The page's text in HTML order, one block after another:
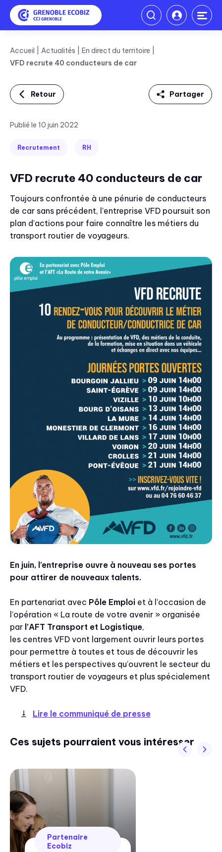
Accueil Actualités
En direct du territoire
VFD recrute 40 conducteurs de car
Retour Partager
Publié le 10 juin 2022
Recrutement RH
VFD recrute 40 conducteurs de car
Toujours confrontée à une pénurie de conducteurs
de car sans précédent, l’entreprise VFD poursuit son
plan d’actions pour faire connaître les métiers du
transport routier de voyageurs.
En juin, l’entreprise ouvre à nouveau ses portes
pour attirer de nouveaux talents.
En partenariat avec Pôle Emploi et à l’occasion de
l’opération « La route de votre avenir » organisée
par l’AFT Transport et Logistique,
les centres VFD vont largement ouvrir leurs portes
pour permettre à toutes et tous de découvrir les
métiers et les perspectives qu’ouvrent le secteur du
transport routier de voyageurs et plus spécialement
VFD.
Lire le communiqué de presse
Ces sujets pourraient vous intéresser
Partenaire
Ecobiz